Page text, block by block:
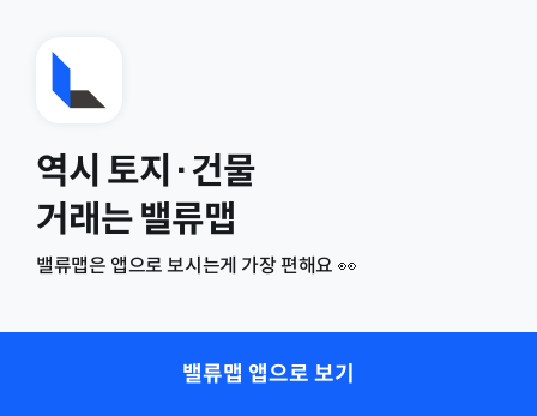
역시 토지·건물
거래는 밸류맵
밸류맵은 앱으로 보시는게 가장 편해요 👀
밸류맵 앱으로 보기